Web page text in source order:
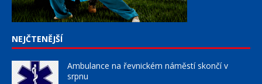
NEJČTENĚJŠÍ
Ambulance na řevnickém náměstí skončí v
srpnu